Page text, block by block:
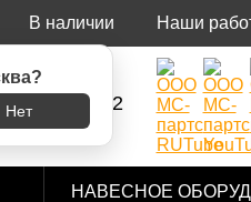
?
Нет
В наличии Наши
500-73-92
НАВЕСНОЕ